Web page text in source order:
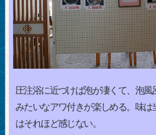
圧注浴に近づけば泡が凄くて、泡風
みたいなアワ付きが楽しめる。味は
はそれほど感じない。